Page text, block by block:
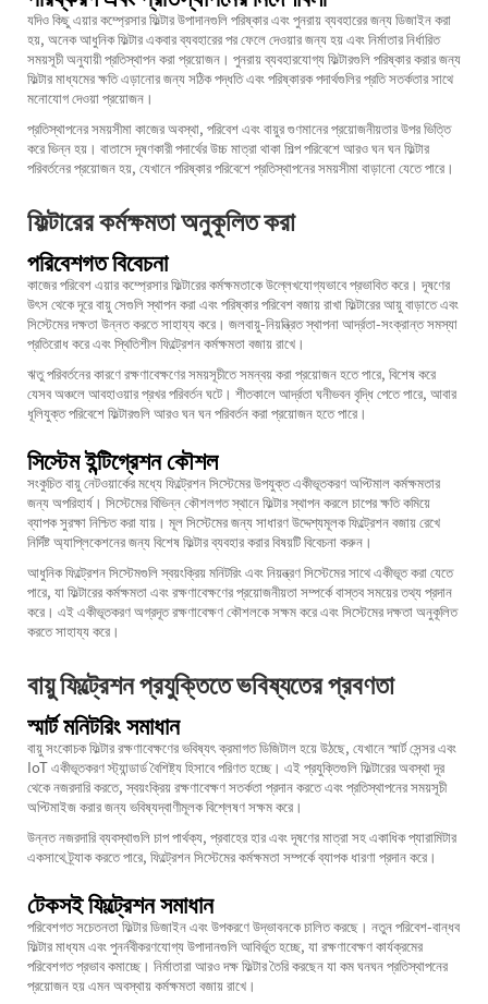
যদিও কিছু এয়ার কম্প্রেসার ফিল্টার উপাদানগুলি পরিষ্কার এবং পুনরায় ব্যবহারের জন্য ডিজাইন করা
হয়, অনেক আধুনিক ফিল্টার একবার ব্যবহারের পর ফেলে দেওয়ার জন্য হয় এবং নির্মাতার নির্ধারিত
সময়সূচী অনুযায়ী প্রতিস্থাপন করা প্রয়োজন। পুনরায় ব্যবহারযোগ্য ফিল্টারগুলি পরিষ্কার করার জন্য
ফিল্টার মাধ্যমের ক্ষতি এড়ানোর জন্য সঠিক পদ্ধতি এবং পরিষ্কারক পদার্থগুলির প্রতি সতর্কতার সাথে
মনোযোগ দেওয়া প্রয়োজন।
প্রতিস্থাপনের সময়সীমা কাজের অবস্থা, পরিবেশ এবং বায়ুর গুণমানের প্রয়োজনীয়তার উপর ভিত্তি
করে ভিন্ন হয়। বাতাসে দূষণকারী পদার্থের উচ্চ মাত্রা থাকা শিল্প পরিবেশে আরও ঘন ঘন ফিল্টার
পরিবর্তনের প্রয়োজন হয়, যেখানে পরিষ্কার পরিবেশে প্রতিস্থাপনের সময়সীমা বাড়ানো যেতে পারে।
ফিল্টারের কর্মক্ষমতা অনুকূলিত করা
পরিবেশগত বিবেচনা
কাজের পরিবেশ এয়ার কম্প্রেসার ফিল্টারের কর্মক্ষমতাকে উল্লেখযোগ্যভাবে প্রভাবিত করে। দূষণের
উৎস থেকে দূরে বায়ু সেগুলি স্থাপন করা এবং পরিষ্কার পরিবেশ বজায় রাখা ফিল্টারের আয়ু বাড়াতে এবং
সিস্টেমের দক্ষতা উন্নত করতে সাহায্য করে। জলবায়ু-নিয়ন্ত্রিত স্থাপনা আর্দ্রতা-সংক্রান্ত সমস্যা
প্রতিরোধ করে এবং স্থিতিশীল ফিল্ট্রেশন কর্মক্ষমতা বজায় রাখে।
ঋতু পরিবর্তনের কারণে রক্ষণাবেক্ষণের সময়সূচীতে সমন্বয় করা প্রয়োজন হতে পারে, বিশেষ করে
যেসব অঞ্চলে আবহাওয়ার প্রখর পরিবর্তন ঘটে। শীতকালে আর্দ্রতা ঘনীভবন বৃদ্ধি পেতে পারে, আবার
ধূলিযুক্ত পরিবেশে ফিল্টারগুলি আরও ঘন ঘন পরিবর্তন করা প্রয়োজন হতে পারে।
সিস্টেম ইন্টিগ্রেশন কৌশল
সংকুচিত বায়ু নেটওয়ার্কের মধ্যে ফিল্ট্রেশন সিস্টেমের উপযুক্ত একীভূতকরণ অপ্টিমাল কর্মক্ষমতার
জন্য অপরিহার্য। সিস্টেমের বিভিন্ন কৌশলগত স্থানে ফিল্টার স্থাপন করলে চাপের ক্ষতি কমিয়ে
ব্যাপক সুরক্ষা নিশ্চিত করা যায়। মূল সিস্টেমের জন্য সাধারণ উদ্দেশ্যমূলক ফিল্ট্রেশন বজায় রেখে
নির্দিষ্ট অ্যাপ্লিকেশনের জন্য বিশেষ ফিল্টার ব্যবহার করার বিষয়টি বিবেচনা করুন।
আধুনিক ফিল্ট্রেশন সিস্টেমগুলি স্বয়ংক্রিয় মনিটরিং এবং নিয়ন্ত্রণ সিস্টেমের সাথে একীভূত করা যেতে
পারে, যা ফিল্টারের কর্মক্ষমতা এবং রক্ষণাবেক্ষণের প্রয়োজনীয়তা সম্পর্কে বাস্তব সময়ের তথ্য প্রদান
করে। এই একীভূতকরণ অগ্রদূত রক্ষণাবেক্ষণ কৌশলকে সক্ষম করে এবং সিস্টেমের দক্ষতা অনুকূলিত
করতে সাহায্য করে।
বায়ু ফিল্ট্রেশন প্রযুক্তিতে ভবিষ্যতের প্রবণতা
স্মার্ট মনিটরিং সমাধান
বায়ু সংকোচক ফিল্টার রক্ষণাবেক্ষণের ভবিষ্যৎ ক্রমাগত ডিজিটাল হয়ে উঠছে, যেখানে স্মার্ট সেন্সর এবং
IoT একীভূতকরণ স্ট্যান্ডার্ড বৈশিষ্ট্য হিসাবে পরিণত হচ্ছে। এই প্রযুক্তিগুলি ফিল্টারের অবস্থা দূর
থেকে নজরদারি করতে, স্বয়ংক্রিয় রক্ষণাবেক্ষণ সতর্কতা প্রদান করতে এবং প্রতিস্থাপনের সময়সূচী
অপ্টিমাইজ করার জন্য ভবিষ্যদ্বাণীমূলক বিশ্লেষণ সক্ষম করে।
উন্নত নজরদারি ব্যবস্থাগুলি চাপ পার্থক্য, প্রবাহের হার এবং দূষণের মাত্রা সহ একাধিক প্যারামিটার
একসাথে ট্র্যাক করতে পারে, ফিল্ট্রেশন সিস্টেমের কর্মক্ষমতা সম্পর্কে ব্যাপক ধারণা প্রদান করে।
টেকসই ফিল্ট্রেশন সমাধান
পরিবেশগত সচেতনতা ফিল্টার ডিজাইন এবং উপকরণে উদ্ভাবনকে চালিত করছে। নতুন পরিবেশ-বান্ধব
ফিল্টার মাধ্যম এবং পুনর্নবীকরণযোগ্য উপাদানগুলি আবির্ভূত হচ্ছে, যা রক্ষণাবেক্ষণ কার্যক্রমের
পরিবেশগত প্রভাব কমাচ্ছে। নির্মাতারা আরও দক্ষ ফিল্টার তৈরি করছেন যা কম ঘনঘন প্রতিস্থাপনের
প্রয়োজন হয় এমন অবস্থায় কর্মক্ষমতা বজায় রাখে।